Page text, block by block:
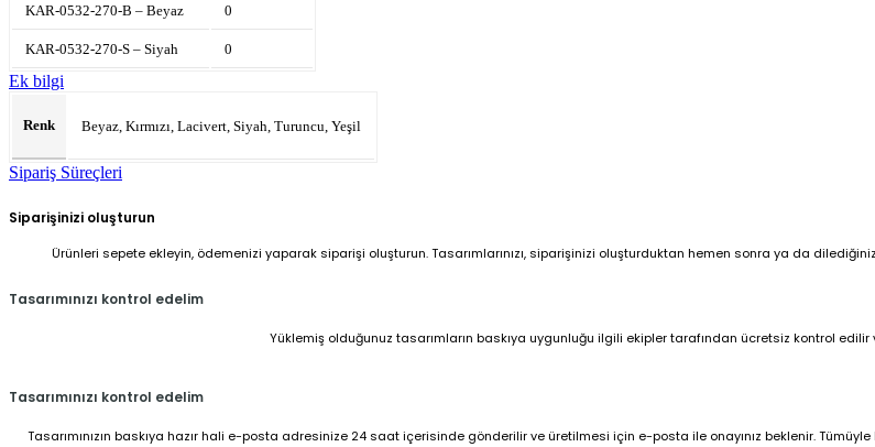
KAR-0532-270-B – Beyaz 0
KAR-0532-270-S – Siyah 0
Ek bilgi
Renk Beyaz, Kırmızı, Lacivert, Siyah, Turuncu, Yeşil
Sipariş Süreçleri
Siparişinizi oluşturun
Ürünleri sepete ekleyin, ödemenizi yaparak siparişi oluşturun. Tasarımlarınızı, siparişinizi oluşturduktan hemen sonra ya da
Tasarımınızı kontrol edelim
Yüklemiş olduğunuz tasarımların baskıya uygunluğu ilgili ekipler tarafından ücretsiz kontrol edilir
Tasarımınızı kontrol edelim
Tasarımınızın baskıya hazır hali e-posta adresinize 24 saat içerisinde gönderilir ve üretilmesi için e-posta ile onayınız beklenir.